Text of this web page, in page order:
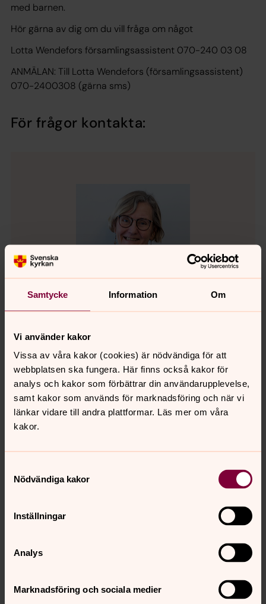
Samtycke Information Om
Vi använder kakor
Vissa av våra kakor (cookies) är nödvändiga för att
webbplatsen ska fungera. Här finns också kakor för
analys och kakor som förbättrar din användarupplevelse,
samt kakor som används för marknadsföring och när vi
länkar vidare till andra plattformar. Läs mer om våra
kakor.
Nödvändiga kakor
Inställningar
Analys
Marknadsföring och sociala medier
med barnen.
Hör gärna av dig om du vill fråga om något
Lotta Wendefors församlingsassistent 070-240 03 08
ANMÄLAN: Till Lotta Wendefors (församlingsassistent)
070-2400308 (gärna sms)
För frågor kontakta:
Lotta Wendefors
Församlingsassistent, Norra Hestra församling,
Gislaveds pastorat
Direkt: 0371 831 18SMS: 070 2400308
E-post:
Församlingsassistent
Senast ändrad 5 maj 2026
innehåll?